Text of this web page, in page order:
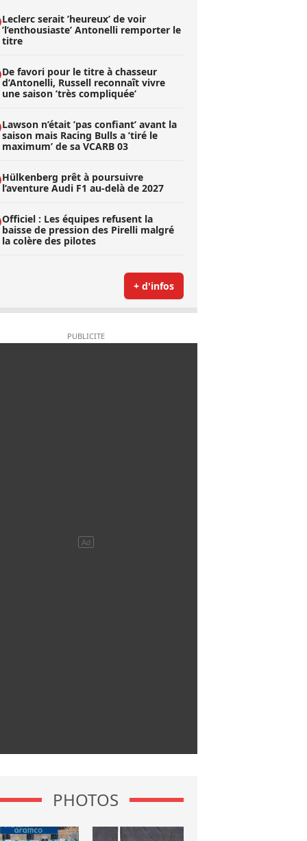
Leclerc serait ’heureux’ de voir
’l’enthousiaste’ Antonelli remporter le
titre
De favori pour le titre à chasseur
d’Antonelli, Russell reconnaît vivre
une saison ’très compliquée’
Lawson n’était ’pas confiant’ avant la
saison mais Racing Bulls a ’tiré le
maximum’ de sa VCARB 03
Hülkenberg prêt à poursuivre
l’aventure Audi F1 au-delà de 2027
Officiel : Les équipes refusent la
baisse de pression des Pirelli malgré
la colère des pilotes
+ d'infos
PHOTOS